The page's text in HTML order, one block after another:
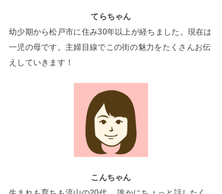
てらちゃん
幼少期から松戸市に住み30年以上が経ちました。現在は
一児の母です。主婦目線でこの街の魅力をたくさんお伝
えしていきます！
こんちゃん